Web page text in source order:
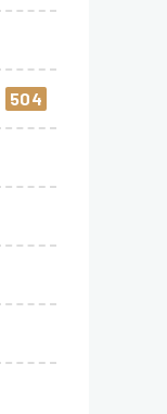
504